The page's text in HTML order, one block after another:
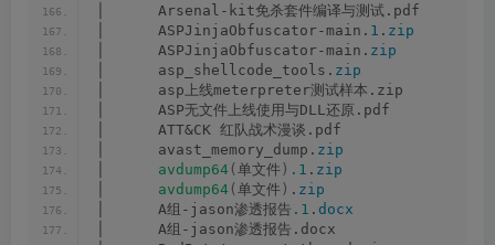
│      Arsenal-kit免杀套件编译与测试.pdf
│      ASPJinjaObfuscator-main. 1 . zip
│      ASPJinjaObfuscator-main. zip
│      asp_shellcode_tools. zip
│      asp上线meterpreter测试样本.zip
│      ASP无文件上线使用与DLL还原.pdf
│      ATT&CK 红队战术漫谈.pdf
│      avast_memory_dump. zip
avdump64 ( 单文件 ) .1 . zip
avdump64 ( 单文件 ) . zip
│      A组-jason渗透报告 .1 . docx
│      A组-jason渗透报告.docx